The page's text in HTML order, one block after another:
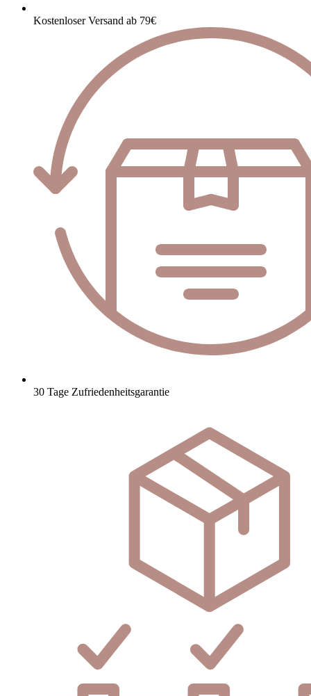
Kostenloser Versand ab 79€
30 Tage Zufriedenheitsgarantie